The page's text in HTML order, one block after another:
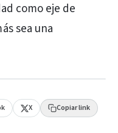
como eje de
sea una
X Copiar link